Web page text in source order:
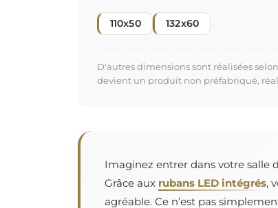
110x50 132x60
D'autres dimensions sont réalisées
devient un produit non préfabriqué,
Imaginez entrer dans votre salle
Grâce aux rubans LED intégrés,
agréable. Ce n’est pas